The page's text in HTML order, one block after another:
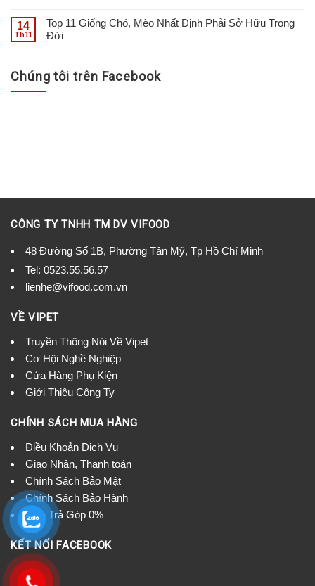
14
Th11
Top 11 Giống Chó, Mèo Nhất Định Phải Sở Hữu Trong
Đời
Chúng tôi trên Facebook
CÔNG TY TNHH TM DV VIFOOD
48 Đường Số 1B, Phường Tân Mỹ, Tp Hồ Chí Minh
Tel: 0523.55.56.57
lienhe@vifood.com.vn
VỀ VIPET
Truyền Thông Nói Về Vipet
Cơ Hội Nghề Nghiệp
Cửa Hàng Phụ Kiện
Giới Thiệu Công Ty
CHÍNH SÁCH MUA HÀNG
Điều Khoản Dịch Vụ
Giao Nhận, Thanh toán
Chính Sách Bảo Mật
Chính Sách Bảo Hành
Mua Trả Góp 0%
KẾT NỐI FACEBOOK